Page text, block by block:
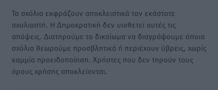
Τα σχόλια εκφράζουν αποκλειστικά τον εκάστοτε
σχολιαστή. Η Δημοκρατική δεν υιοθετεί αυτές τις
απόψεις. Διατηρούμε το δικαίωμα να διαγράψουμε όποια
σχόλια θεωρούμε προσβλητικά ή περιέχουν ύβρεις, χωρίς
καμμία προειδοποίηση. Χρήστες που δεν τηρούν τους
όρους χρήσης αποκλείονται.